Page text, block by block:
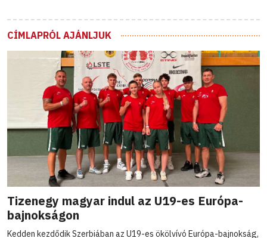
CÍMLAPRÓL AJÁNLJUK
Tizenegy magyar indul az U19-es Európa-
bajnokságon
Kedden kezdődik Szerbiában az U19-es ökölvívó Európa-bajnokság,